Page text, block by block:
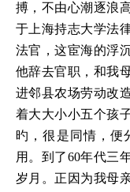
搏，不由心潮逐浪
于上海持志大学法
法官，这宦海的浮
他辞去官职，和我
进邻县农场劳动改
着大大小小五个孩
旳，很是同情，便
用。到了60年代三
岁月。正因为我母